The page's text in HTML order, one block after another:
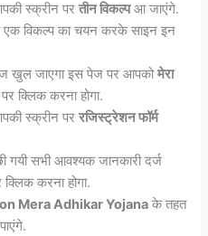
स्क्रीन परतीन विकल्पआ जाएंगे.
एक विकल्प का चयन करके साइन इन
खुल जाएगा इस पेज पर आपकोमेरा
क्लिक करना होगा.
स्क्रीन पररजिस्ट्रेशन फॉर्म
गयी सभी आवश्यक जानकारी दर्ज
करना होगा.
Mera Adhikar Yojana के तहत